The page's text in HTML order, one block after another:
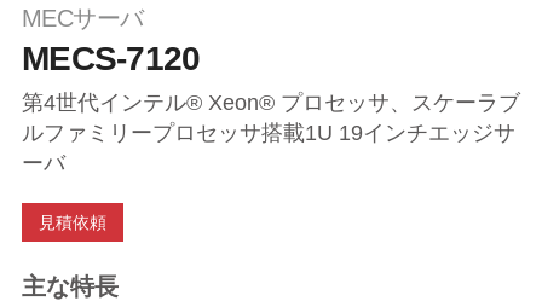
MECサーバ
MECS-7120
第4世代インテル® Xeon® プロセッサ、スケーラブ
ルファミリープロセッサ搭載1U 19インチエッジサ
ーバ
見積依頼
主な特長